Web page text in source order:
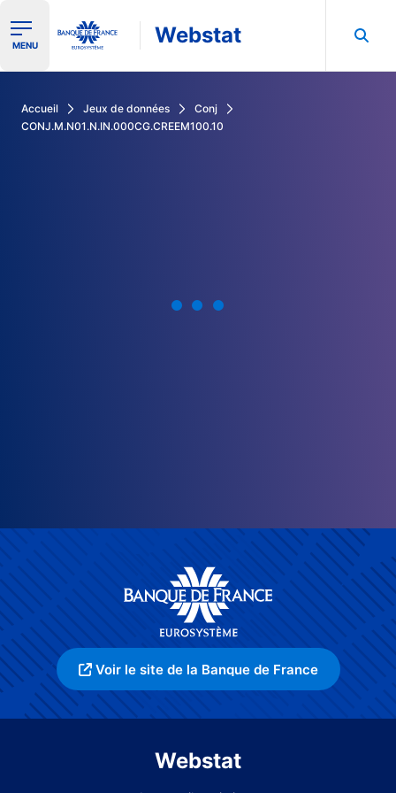
Ouvrir le menu de navigation
MENU Webstat
Accueil Jeux de données
Conj
CONJ.M.N01.N.IN.000CG.CREEM100.10
Voir le site de la Banque de France
Webstat